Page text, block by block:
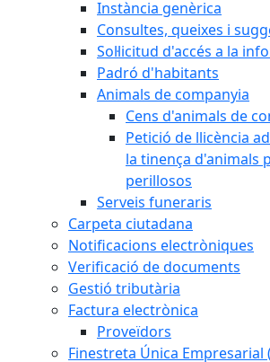
Instància genèrica
Consultes, queixes i
Sol·licitud d'accés a la
Padró d'habitants
Animals de companyia
Cens d'animals de
Petició de llicència
la tinença d'animals
perillosos
Serveis funeraris
Carpeta ciutadana
Notificacions electròniques
Verificació de documents
Gestió tributària
Factura electrònica
Proveïdors
Finestreta Única Empresarial